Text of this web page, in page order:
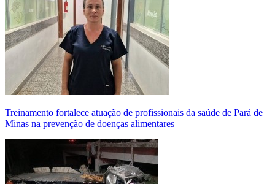
Treinamento fortalece atuação de profissionais da saúde de Pará de
Minas na prevenção de doenças alimentares